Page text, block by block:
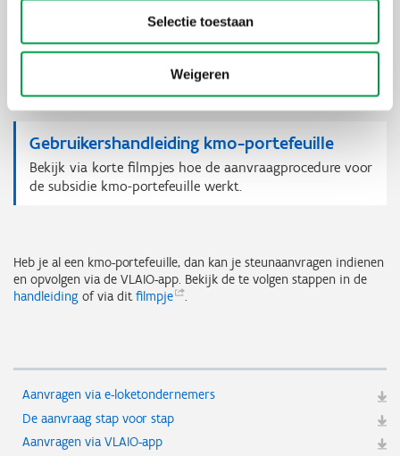
Selectie toestaan
Weigeren
Degebruikershandleiding van de kmo-portefeuillehelpt je om vlot
een subsidieaanvraag in te dienen. Je kan ook via
de
aanvraagprocedure stap voor stap bekijken.
Gebruikershandleiding kmo-portefeuille
Bekijk via korte filmpjes hoe de aanvraagprocedure voor
de subsidie kmo-portefeuille werkt.
Heb je al een kmo-portefeuille, dan kan je steunaanvragen indienen
en opvolgen via de VLAIO-app. Bekijk de te volgen stappen in de
handleiding of via ditfilmpje .
Aanvragen via e-loketondernemers
De aanvraag stap voor stap
Aanvragen via VLAIO-app